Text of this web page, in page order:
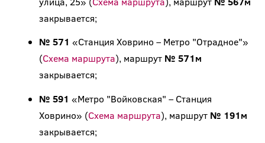
закрывается;
№ 571 «Станция Ховрино – Метро "Отрадное"»
(Схема маршрута), маршрут № 571м
закрывается;
№ 591 «Метро "Войковская" – Станция
Ховрино» (Схема маршрута), маршрут № 191м
закрывается;